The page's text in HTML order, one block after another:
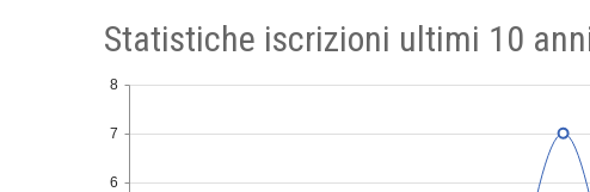
Statistiche iscrizioni ultimi 10
6
7
8